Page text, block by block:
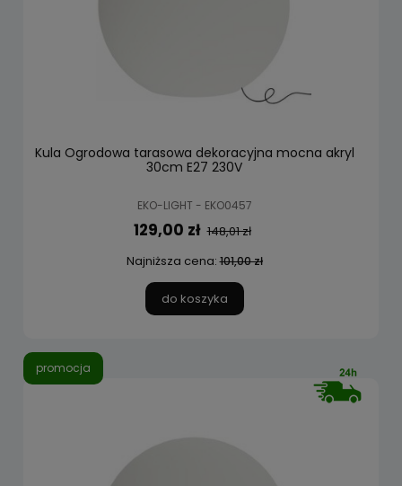
Kula Ogrodowa tarasowa dekoracyjna mocna akryl
30cm E27 230V
EKO-LIGHT - EKO0457
129,00 zł 148,01 zł
Najniższa cena:101,00 zł
do koszyka
promocja